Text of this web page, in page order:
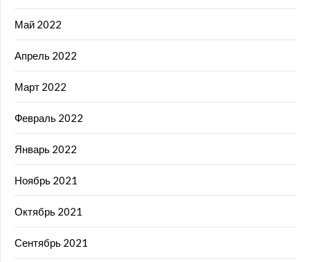
Май 2022
Апрель 2022
Март 2022
Февраль 2022
Январь 2022
Ноябрь 2021
Октябрь 2021
Сентябрь 2021